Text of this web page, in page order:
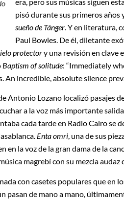
pisó durante sus primeros años
sueño de Tánger. Y en literatura,
Paul Bowles. De él, diletante
protectory una revisión en clave
Baptism of solitude: “Immediately
An incredible, absolute silence
Antonio Lozano localizó pasajes
a la voz más importante
cada tarde en Radio Cairo se
Enta omri, una de sus
en la voz de la gran dama de la
magrebí con su mezcla audaz
con casetes populares que en
pasan de mano a mano,